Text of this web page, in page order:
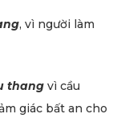
, vì người làm
thang vì cầu
giác bất an cho